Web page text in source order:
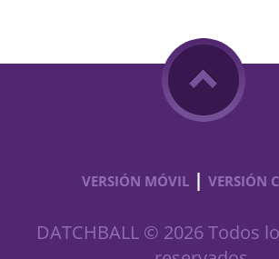
VERSIÓN MÓVIL | VERSIÓN
DATCHBALL © 2026 Todos